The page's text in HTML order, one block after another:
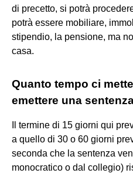
di precetto, si potrà
potrà essere mobiliare,
stipendio, la pensione, ma
casa.
Quanto tempo ci
emettere una
Il termine di 15 giorni qui
a quello di 30 o 60 giorni
seconda che la sentenza
monocratico o dal collegio)